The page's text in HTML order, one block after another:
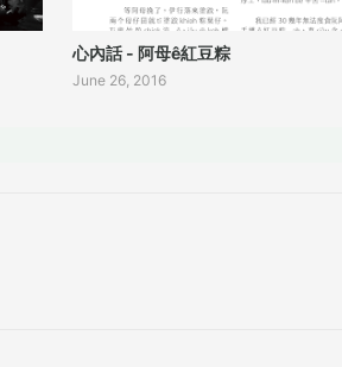
心內話 - 阿母ê紅豆粽
June 26, 2016